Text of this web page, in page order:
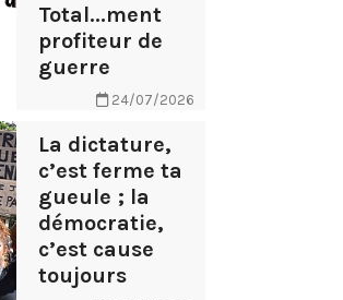
Total...ment
profiteur de
guerre
24/07/2026
La dictature,
c’est ferme ta
gueule ; la
démocratie,
c’est cause
toujours